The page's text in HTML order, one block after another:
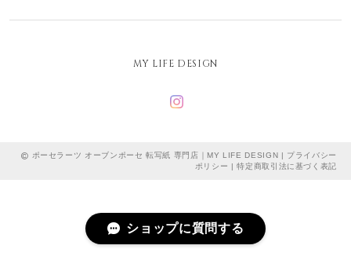
MY LIFE DESIGN
ポーセラーツ オーブンポーセ 転写紙 専門店｜MY LIFE DESIGN | プライバシー
ポリシー |特定商取引法に基づく表記
ショップに質問する